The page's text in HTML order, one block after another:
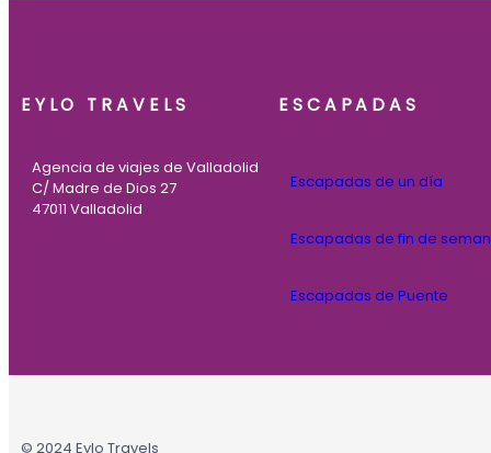
EYLO TRAVELS
Agencia de viajes de Valladolid
C/ Madre de Dios 27
47011 Valladolid
ESCAPADAS
Escapadas de un día
Escapadas de fin de
Escapadas de Puente
© 2024 Eylo Travels